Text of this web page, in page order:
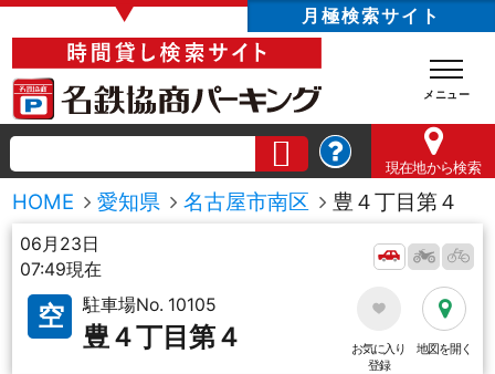
▼ 月極検索サイト
現在地から検索
HOME 愛知県 名古屋市南区 豊４丁目第４
06月23日
07:49現在
空 駐車場No. 10105
豊４丁目第４
お気に入り
登録
地図を開く